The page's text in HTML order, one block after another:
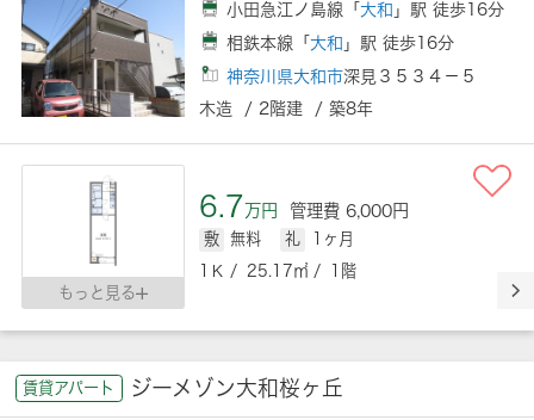
小田急江ノ島線「 大和 」駅 徒歩16分
相鉄本線「 大和 」駅 徒歩16分
神奈川県大和市深見３５３４－５
木造 / 2階建 / 築8年
もっと見る
6.7万円 管理費 6,000円
敷 無料 礼
1ヶ月
1Ｋ / 25.17㎡ / 1階
賃貸アパート ジーメゾン大和桜ヶ丘